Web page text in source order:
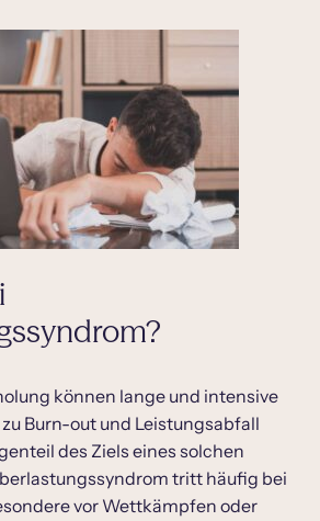
wie lange ist man
Test
können lange und intensive
Burn-out und Leistungsabfall
des Ziels eines solchen
tritt häufig bei
vor Wettkämpfen oder